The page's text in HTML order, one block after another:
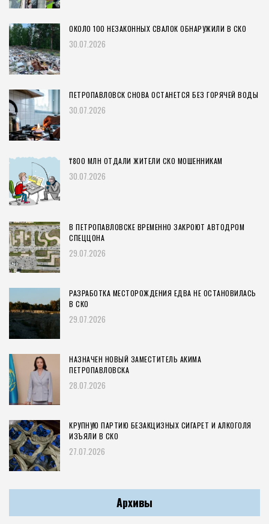
ОКОЛО 100 НЕЗАКОННЫХ СВАЛОК ОБНАРУЖИЛИ В СКО
30.07.2026
ПЕТРОПАВЛОВСК СНОВА ОСТАНЕТСЯ БЕЗ ГОРЯЧЕЙ ВОДЫ
30.07.2026
₸800 МЛН ОТДАЛИ ЖИТЕЛИ СКО МОШЕННИКАМ
30.07.2026
В ПЕТРОПАВЛОВСКЕ ВРЕМЕННО ЗАКРОЮТ АВТОДРОМ
СПЕЦЦОНА
29.07.2026
РАЗРАБОТКА МЕСТОРОЖДЕНИЯ ЕДВА НЕ ОСТАНОВИЛАСЬ
В СКО
29.07.2026
НАЗНАЧЕН НОВЫЙ ЗАМЕСТИТЕЛЬ АКИМА
ПЕТРОПАВЛОВСКА
28.07.2026
КРУПНУЮ ПАРТИЮ БЕЗАКЦИЗНЫХ СИГАРЕТ И АЛКОГОЛЯ
ИЗЪЯЛИ В СКО
27.07.2026
Архивы